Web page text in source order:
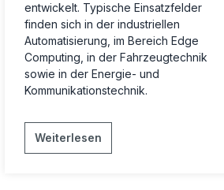
entwickelt. Typische Einsatzfelder
finden sich in der industriellen
Automatisierung, im Bereich Edge
Computing, in der Fahrzeugtechnik
sowie in der Energie- und
Kommunikationstechnik.
Weiterlesen